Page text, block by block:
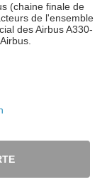
(chaine finale de
de l'ensemble
des Airbus A330-